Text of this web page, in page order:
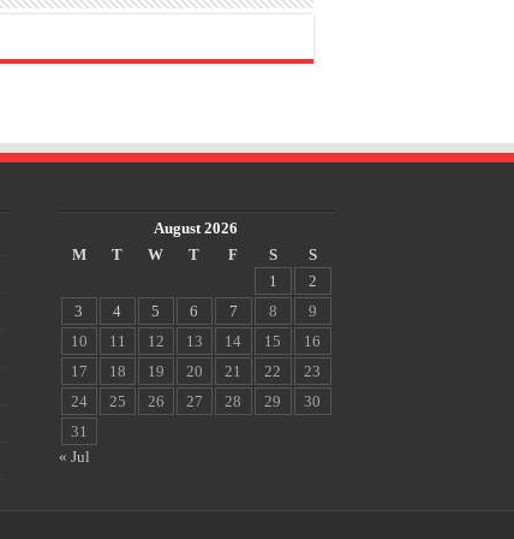
August 2026
M
T W T F S
S
1
2
3
4 5 6 7 8
9
10
11 12 13 14 15
16
17
18 19 20 21 22
23
24
25 26 27 28 29
30
31
« Jul